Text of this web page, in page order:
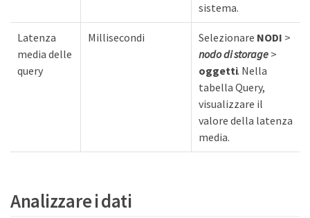
sistema.
Latenza
media delle
query
Millisecondi Selezionare NODI >
nodo di storage>
oggetti. Nella
tabella Query,
visualizzare il
valore della latenza
media.
Analizzare i dati